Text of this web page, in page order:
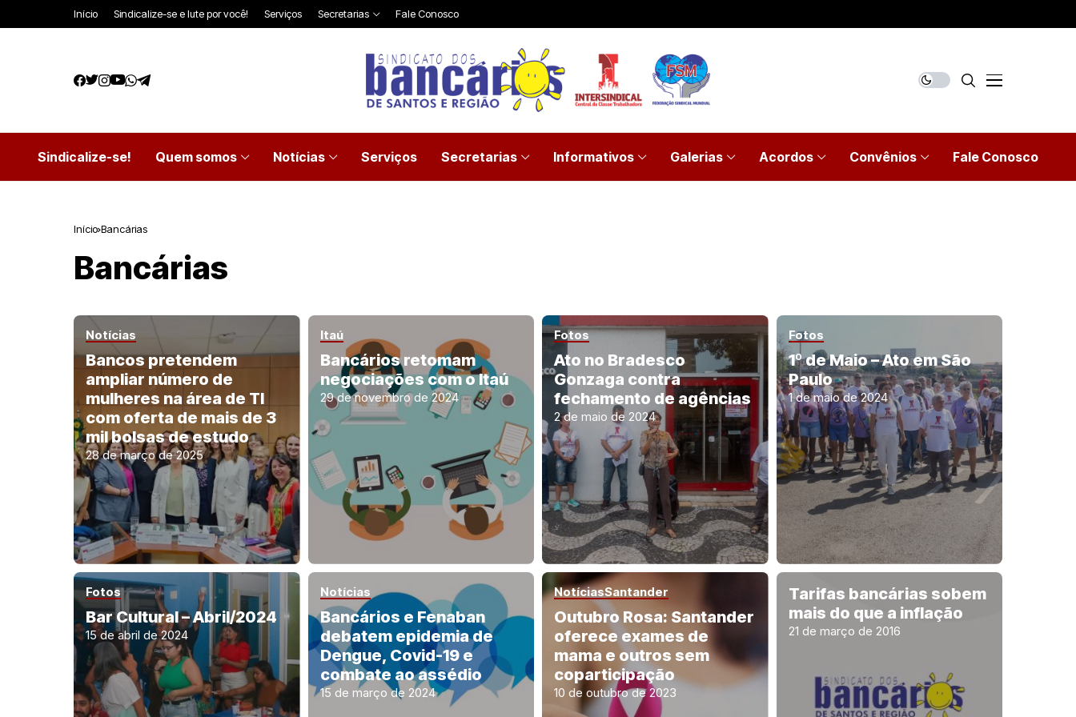
Início Sindicalize-se e lute por você! Serviços Secretarias Fale Conosco
Sindicalize-se! Quem somos Notícias Serviços Secretarias Informativos Galerias Acordos Convênios Fale Conosco
Início Bancárias
Bancárias
Notícias
Bancos pretendem
ampliar número de
mulheres na área de TI
com oferta de mais de 3
mil bolsas de estudo
28 de março de 2025
Itaú
Bancários retomam
negociações com o Itaú
29 de novembro de 2024
Fotos
Ato no Bradesco
Gonzaga contra
fechamento de agências
2 de maio de 2024
Fotos
1º de Maio – Ato em São
Paulo
1 de maio de 2024
Fotos
Bar Cultural – Abril/2024
15 de abril de 2024
Notícias
Bancários e Fenaban
debatem epidemia de
Dengue, Covid-19 e
combate ao assédio
15 de março de 2024
NotíciasSantander
Outubro Rosa: Santander
oferece exames de
mama e outros sem
coparticipação
10 de outubro de 2023
Tarifas bancárias sobem
mais do que a inflação
21 de março de 2016